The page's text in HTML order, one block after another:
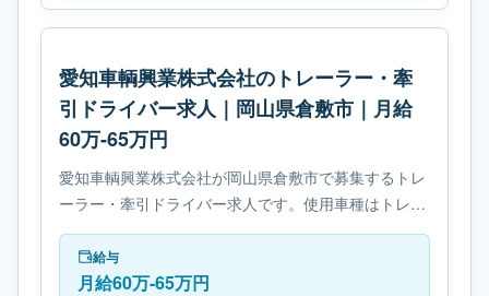
愛知車輌興業株式会社のトレーラー・牽
引ドライバー求人｜岡山県倉敷市｜月給
60万-65万円
愛知車輌興業株式会社が岡山県倉敷市で募集するトレ
ーラー・牽引ドライバー求人です。使用車種はトレー
ラーです。勤務時間は- 変形労働時間制です。必要免
許は- 大型自動車免許です。
給与
月給60万-65万円